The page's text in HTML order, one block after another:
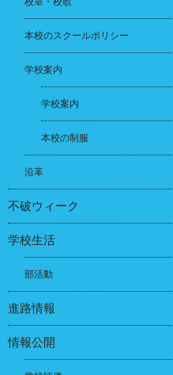
本校のスクールポリシー
学校案内
学校案内
本校の制服
沿革
不破ウィーク
学校生活
部活動
進路情報
情報公開